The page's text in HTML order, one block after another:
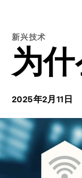
新兴技术
为
2025年2月11日